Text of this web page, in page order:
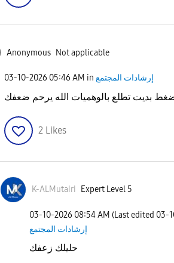
Anonymous Not applicable
‎03-10-2026 05:46 AM in إرشادات المجتمع
بديت تطلع بالوهميات الله يرحم ضعفك
2 Likes
K-ALMutairi Expert Level 5
‎03-10-2026 08:54 AM (Last edited ‎03-
إرشادات المجتمع
حليلك زعفك